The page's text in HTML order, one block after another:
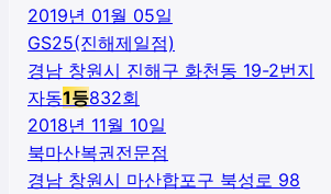
2019년 01월 05일
GS25(진해제일점)
경남 창원시 진해구 화천동 19-2번지
자동1등832회
2018년 11월 10일
북마산복권전문점
경남 창원시 마산합포구 북성로 98